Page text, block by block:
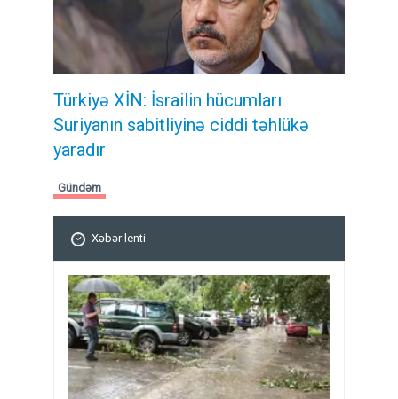
Türkiyə XİN: İsrailin hücumları
Suriyanın sabitliyinə ciddi təhlükə
yaradır
Gündəm
Xəbər lenti